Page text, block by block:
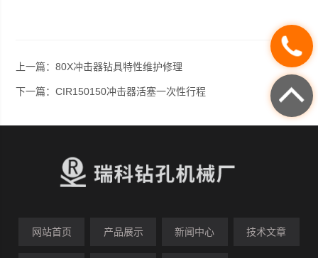
上一篇：80X冲击器钻具特性维护修理
下一篇：CIR150150冲击器活塞一次性行程
网站首页 产品展示 新闻中心 技术文章